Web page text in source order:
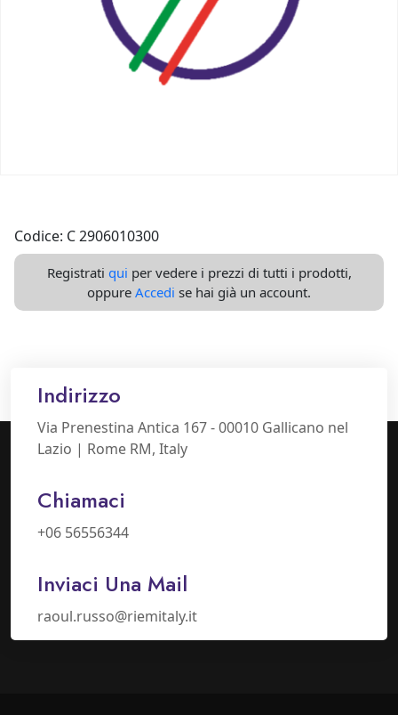
Codice: C 2906010300
Registrati qui per vedere i prezzi di tutti i prodotti,
oppure Accedi se hai già un account.
Indirizzo
Via Prenestina Antica 167 - 00010 Gallicano nel
Lazio | Rome RM, Italy
Chiamaci
+06 56556344
Inviaci Una Mail
raoul.russo@riemitaly.it